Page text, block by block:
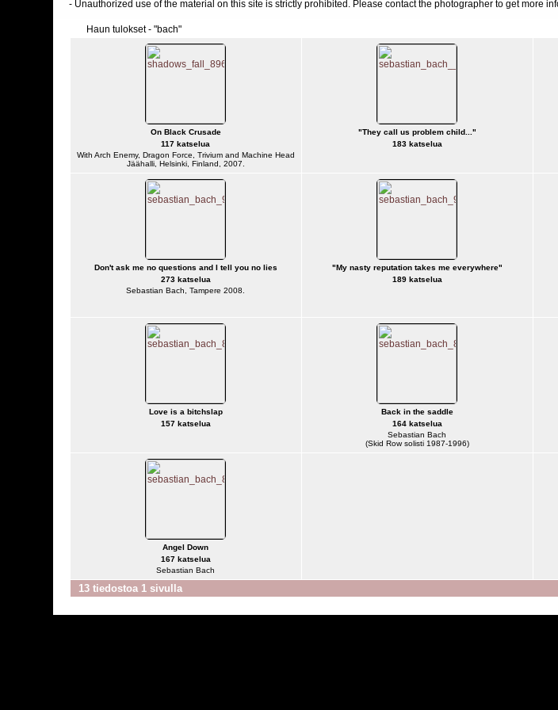
- Unauthorized use of the material on this site is strictly prohibited. Please contact the photographer to get more
Haun tulokset - "bach"
On Black Crusade
117 katselua
With Arch Enemy, Dragon Force, Trivium and Machine Head
Jäähalli, Helsinki, Finland, 2007.
"They call us problem child..."
183 katselua
Don't ask me no questions and I tell you no lies
273 katselua
Sebastian Bach, Tampere 2008.
"My nasty reputation takes me everywhere"
189 katselua
Love is a bitchslap
157 katselua
Back in the saddle
164 katselua
Sebastian Bach
(Skid Row solisti 1987-1996)
Angel Down
167 katselua
Sebastian Bach
13 tiedostoa 1 sivulla